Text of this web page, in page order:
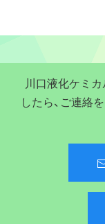
川口液化ケミ
したら、ご連絡